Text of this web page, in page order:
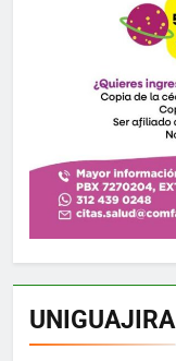
UNIGUAJIRA